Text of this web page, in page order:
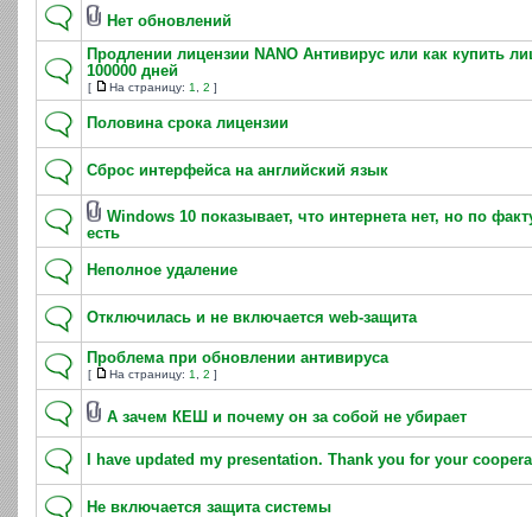
Нет обновлений
Продлении лицензии NANO Антивирус или как купить
100000 дней
[ На страницу: 1 2 ]
Половина срока лицензии
Сброс интерфейса на английский язык
Windows 10 показывает, что интернета нет, но по
есть
Неполное удаление
Отключилась и не включается web-защита
Проблема при обновлении антивируса
[ На страницу: 1 2 ]
А зачем КЕШ и почему он за собой не убирает
I have updated my presentation. Thank you for your
Не включается защита системы